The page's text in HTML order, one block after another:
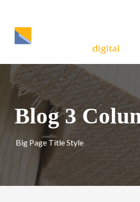
Blog 3
Big Page Title Style